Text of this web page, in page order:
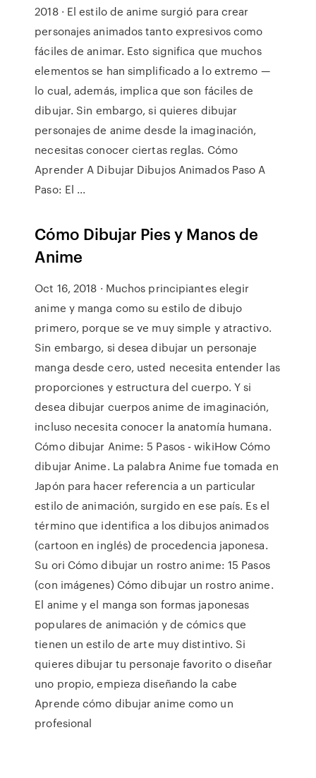
2018 · El estilo de anime surgió para crear
personajes animados tanto expresivos como
fáciles de animar. Esto significa que muchos
elementos se han simplificado a lo extremo —
lo cual, además, implica que son fáciles de
dibujar. Sin embargo, si quieres dibujar
personajes de anime desde la imaginación,
necesitas conocer ciertas reglas. Cómo
Aprender A Dibujar Dibujos Animados Paso A
Paso: El ...
Cómo Dibujar Pies y Manos de
Anime
Oct 16, 2018 · Muchos principiantes elegir
anime y manga como su estilo de dibujo
primero, porque se ve muy simple y atractivo.
Sin embargo, si desea dibujar un personaje
manga desde cero, usted necesita entender las
proporciones y estructura del cuerpo. Y si
desea dibujar cuerpos anime de imaginación,
incluso necesita conocer la anatomía humana.
Cómo dibujar Anime: 5 Pasos - wikiHow Cómo
dibujar Anime. La palabra Anime fue tomada en
Japón para hacer referencia a un particular
estilo de animación, surgido en ese país. Es el
término que identifica a los dibujos animados
(cartoon en inglés) de procedencia japonesa.
Su ori Cómo dibujar un rostro anime: 15 Pasos
(con imágenes) Cómo dibujar un rostro anime.
El anime y el manga son formas japonesas
populares de animación y de cómics que
tienen un estilo de arte muy distintivo. Si
quieres dibujar tu personaje favorito o diseñar
uno propio, empieza diseñando la cabe
Aprende cómo dibujar anime como un
profesional